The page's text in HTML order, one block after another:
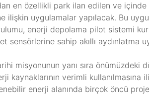
en özellikli park ilan edilen ve
ilişkin uygulamalar yapılacak. Bu
enerji depolama pilot sistemi
sahip akıllı aydınlatma
misyonunun yanı sıra önümüzdeki
kaynaklarının verimli kullanılmasına
enerji alanında birçok öncü